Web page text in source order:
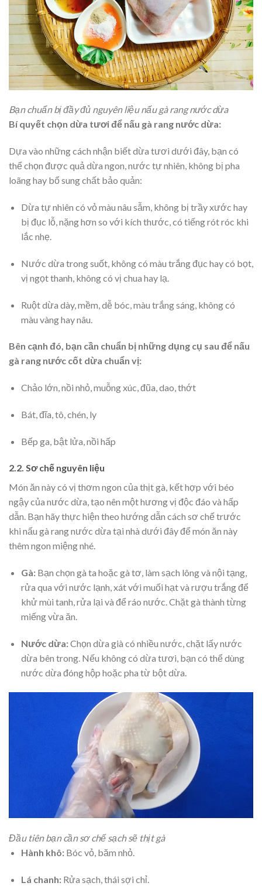
Bạn chuẩn bị đầy đủ nguyên liệu nấu gà rang nước dừa
Bí quyết chọn dừa tươi để nấu gà rang nước dừa:
Dựa vào những cách nhận biết dừa tươi dưới đây, bạn có
thể chọn được quả dừa ngon, nước tự nhiên, không bị pha
loãng hay bổ sung chất bảo quản:
Dừa tự nhiên có vỏ màu nâu sẫm, không bị trầy xước hay
bị đục lỗ, nặng hơn so với kích thước, có tiếng rót róc khi
lắc nhẹ.
Nước dừa trong suốt, không có màu trắng đục hay có bọt,
vị ngọt thanh, không có vị chua hay lạ.
Ruột dừa dày, mềm, dễ bóc, màu trắng sáng, không có
màu vàng hay nâu.
Bên cạnh đó, bạn cần chuẩn bị những dụng cụ sau để nấu
gà rang nước cốt dừa chuẩn vị:
Chảo lớn, nồi nhỏ, muỗng xúc, đũa, dao, thớt
Bát, đĩa, tô, chén, ly
Bếp ga, bật lửa, nồi hấp
2.2. Sơ chế nguyên liệu
Món ăn này có vị thơm ngon của thịt gà, kết hợp với béo
ngậy của nước dừa, tạo nên một hương vị độc đáo và hấp
dẫn. Bạn hãy thực hiện theo hướng dẫn cách sơ chế trước
khi nấu gà rang nước dừa tại nhà dưới đây để món ăn này
thêm ngon miệng nhé.
Gà:Bạn chọn gà ta hoặc gà tơ, làm sạch lông và nội tạng,
rửa qua với nước lạnh, xát với muối hạt và rượu trắng để
khử mùi tanh, rửa lại và để ráo nước. Chặt gà thành từng
miếng vừa ăn.
Nước dừa:Chọn dừa già có nhiều nước, chặt lấy nước
dừa bên trong. Nếu không có dừa tươi, bạn có thể dùng
nước dừa đóng hộp hoặc pha từ bột dừa.
Đầu tiên bạn cần sơ chế sạch sẽ thịt gà
Hành khô: Bóc vỏ, băm nhỏ.
Lá chanh: Rửa sạch, thái sợi chỉ.